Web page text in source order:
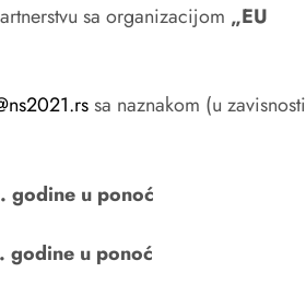
sa organizacijom „EU
sa naznakom (u zavisnosti
u ponoć
u ponoć